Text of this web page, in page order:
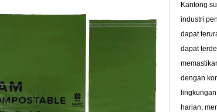
Kantong
industri
dapat
dapat
dengan
harian,